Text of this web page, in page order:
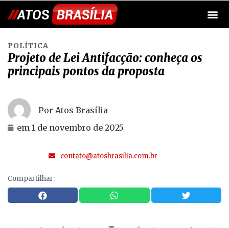
POLÍTICA
Projeto de Lei Antifacção: conheça os
principais pontos da proposta
Por Atos Brasília
em 1 de novembro de 2025
contato@atosbrasilia.com.br
Compartilhar: